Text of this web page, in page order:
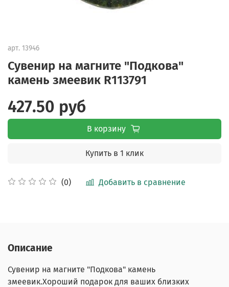
арт. 13946
Сувенир на магните "Подкова"
камень змеевик R113791
(0) Добавить в сравнение
427.50 руб
В корзину
Купить в 1 клик
Описание
Сувенир на магните "Подкова" камень
змеевик.Хороший подарок для ваших близких